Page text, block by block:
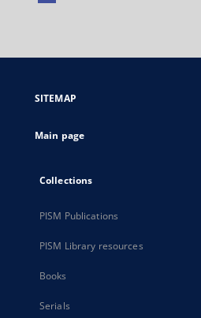
open
new
SITEMAP
Main page
Collections
PISM Publications
PISM Library resources
Books
Serials